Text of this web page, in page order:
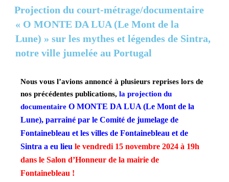
Projection du court-métrage/documentaire
« O MONTE DA LUA (Le Mont de la
Lune) » sur les mythes et légendes de Sintra,
notre ville jumelée au Portugal
Nous vous l’avions annoncé à plusieurs reprises lors de
nos précédentes publications, la projection du
documentaire O MONTE DA LUA (Le Mont de la
Lune), parrainé par le Comité de jumelage de
Fontainebleau et les villes de Fontainebleau et de
Sintra a eu lieu le vendredi 15 novembre 2024 à 19h
dans le Salon d’Honneur de la mairie de
Fontainebleau !